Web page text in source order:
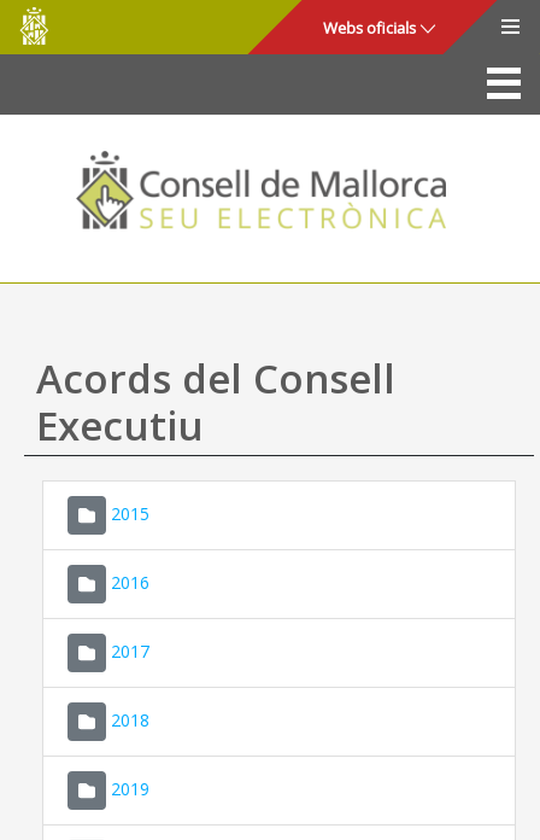
Salta al contingut principal
Consell
de
Mallorca
Webs oficials
La Seu
Consell de Mallorca
Accés i seguretat
Utilitats
Ajuda
Acords del Consell
Executiu
2015
2016
2017
2018
2019